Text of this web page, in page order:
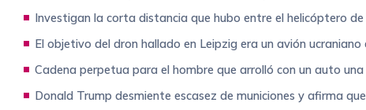
Investigan la corta distancia que hubo entre el helicóptero
El objetivo del dron hallado en Leipzig era un avión
Cadena perpetua para el hombre que arrolló con un auto
Donald Trump desmiente escasez de municiones y afirma